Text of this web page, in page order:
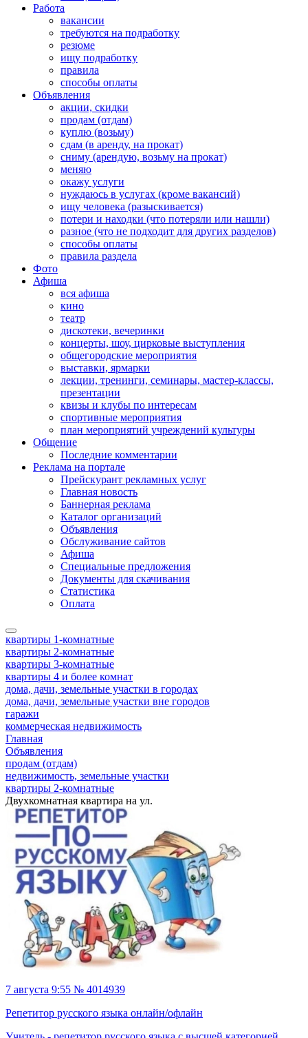
Работа
вакансии
требуются на подработку
резюме
ищу подработку
правила
способы оплаты
Объявления
акции, скидки
продам (отдам)
куплю (возьму)
сдам (в аренду, на прокат)
сниму (арендую, возьму на прокат)
меняю
окажу услуги
нуждаюсь в услугах (кроме вакансий)
ищу человека (разыскивается)
потери и находки (что потеряли или нашли)
разное (что не подходит для других разделов)
способы оплаты
правила раздела
Фото
Афиша
вся афиша
кино
театр
дискотеки, вечеринки
концерты, шоу, цирковые выступления
общегородские мероприятия
выставки, ярмарки
лекции, тренинги, семинары, мастер-классы,
презентации
квизы и клубы по интересам
спортивные мероприятия
план мероприятий учреждений культуры
Общение
Последние комментарии
Реклама на портале
Прейскурант рекламных услуг
Главная новость
Баннерная реклама
Каталог организаций
Объявления
Обслуживание сайтов
Афиша
Специальные предложения
Документы для скачивания
Статистика
Оплата
квартиры 1-комнатные
квартиры 2-комнатные
квартиры 3-комнатные
квартиры 4 и более комнат
дома, дачи, земельные участки в городах
дома, дачи, земельные участки вне городов
гаражи
коммерческая недвижимость
Главная
Объявления
продам (отдам)
недвижимость, земельные участки
квартиры 2-комнатные
Двухкомнатная квартира на ул.
7 августа 9:55 № 4014939
Репетитор русского языка онлайн/офлайн